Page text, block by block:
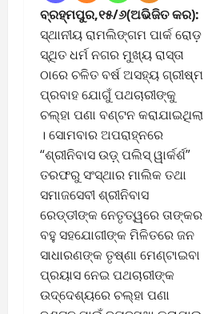
ବ୍ରହ୍ମପୁର,୧୫/୬(ଅଭିଜିତ କର):
ସ୍ଥାନୀୟ ରାମଲିଙ୍ଗମ ପାର୍କ ରୋଡ଼
ସ୍ଥିତ ଧର୍ମ ନଗର ମୁଖ୍ୟ ରାସ୍ତା
ଠାରେ ଚଳିତ ବର୍ଷ ଅସହ୍ୟ ଗ୍ରୀଷ୍ମ
ପ୍ରବାହ ଯୋଗୁଁ ପଥଚାରୀଙ୍କୁ
ଚଲ୍ହା ପଣା ବଣ୍ଟନ କରାଯାଇଥିଲା
। ସୋମବାର ଅପରାହ୍ନରେ
“ଶ୍ରୀନିବାସ ଉଡ଼୍ ପଲିସ୍‌ ୱାର୍କର୍ଶ”
ତରଫରୁ ସଂସ୍ଥାର ମାଲିକ ତଥା
ସମାଜସେବୀ ଶ୍ରୀନିବାସ
ରେଡ୍ଡୀଙ୍କ ନେତୃତ୍ୱରେ ତାଙ୍କର
ବହୁ ସହଯୋଗୀଙ୍କ ମିଳିତରେ ଜନ
ସାଧାରଣଙ୍କ ତୃଷ୍ଣା ମେଣ୍ଟାଇବା
ପ୍ରୟାସ ନେଇ ପଥଚାରୀଙ୍କ
ଉଦ୍ଦେଶ୍ୟରେ ଚଲ୍ହା ପଣା